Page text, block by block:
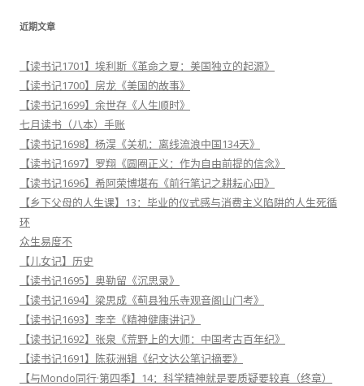
近期文章
【读书记1701】埃利斯《革命之夏：美国独立的起源》
【读书记1700】房龙《美国的故事》
【读书记1699】余世存《人生顺时》
七月读书（八本）手账
【读书记1698】杨淏《关机：离线流浪中国134天》
【读书记1697】罗翔《圆圈正义：作为自由前提的信念》
【读书记1696】希阿荣博堪布《前行笔记之耕耘心田》
【乡下父母的人生课】13：毕业的仪式感与消费主义陷阱的人生死循
环
众生易度不
【儿女记】历史
【读书记1695】奥勒留《沉思录》
【读书记1694】梁思成《蓟县独乐寺观音阁山门考》
【读书记1693】李辛《精神健康讲记》
【读书记1692】张泉《荒野上的大师：中国考古百年纪》
【读书记1691】陈荻洲辑《纪文达公笔记摘要》
【与Mondo同行·第四季】14：科学精神就是要质疑要较真（终章）